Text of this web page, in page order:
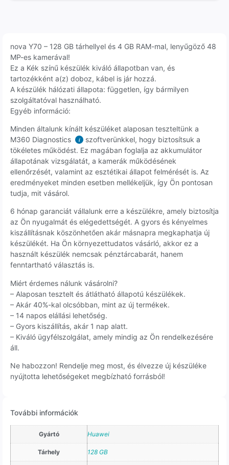
nova Y70 – 128 GB tárhellyel és 4 GB RAM-mal, lenyűgöző 48
MP-es kamerával!
Ez a Kék színű készülék kiváló állapotban van, és
tartozékként a(z) doboz, kábel is jár hozzá.
A készülék hálózati állapota: független, így bármilyen
szolgáltatóval használható.
Egyéb információ:
Minden általunk kínált készüléket alaposan teszteltünk a
M360 Diagnostics
i
szoftverünkkel, hogy biztosítsuk a
tökéletes működést. Ez magában foglalja az akkumulátor
állapotának vizsgálatát, a kamerák működésének
ellenőrzését, valamint az esztétikai állapot felmérését is. Az
eredményeket minden esetben mellékeljük, így Ön pontosan
tudja, mit vásárol.
6 hónap garanciát vállalunk erre a készülékre, amely biztosítja
az Ön nyugalmát és elégedettségét. A gyors és kényelmes
kiszállításnak köszönhetően akár másnapra megkaphatja új
készülékét. Ha Ön környezettudatos vásárló, akkor ez a
használt készülék nemcsak pénztárcabarát, hanem
fenntartható választás is.
Miért érdemes nálunk vásárolni?
– Alaposan tesztelt és átlátható állapotú készülékek.
– Akár 40%-kal olcsóbban, mint az új termékek.
– 14 napos elállási lehetőség.
– Gyors kiszállítás, akár 1 nap alatt.
– Kiváló ügyfélszolgálat, amely mindig az Ön rendelkezésére
áll.
Ne habozzon! Rendelje meg most, és élvezze új készüléke
nyújtotta lehetőségeket megbízható forrásból!
További információk
Gyártó Huawei
Tárhely 128 GB